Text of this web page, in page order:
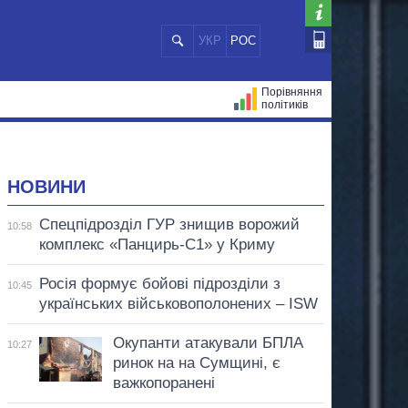
УКР РОС
Порівняння
політиків
НОВИНИ
10:58
Спецпідрозділ ГУР знищив ворожий
комплекс «Панцирь-С1» у Криму
10:45
Росія формує бойові підрозділи з
українських військовополонених – ISW
10:27
Окупанти атакували БПЛА
ринок на на Сумщині, є
важкопоранені